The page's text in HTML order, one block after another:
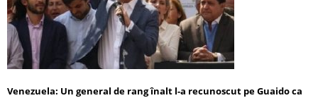
Venezuela: Un general de rang înalt l-a recunoscut pe Guaido ca